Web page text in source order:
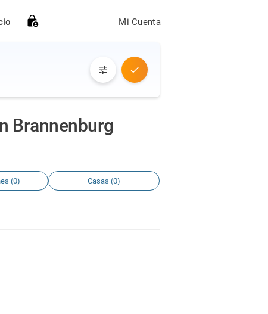
Mi Cuenta
Brannenburg
(0) Casas (0)